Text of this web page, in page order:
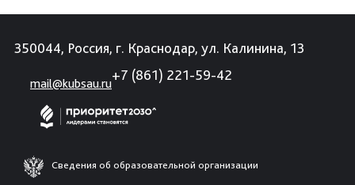
350044, Россия, г. Краснодар, ул. Калинина, 13
mail@kubsau.ru
+7 (861) 221-59-42
Сведения об образовательной организации